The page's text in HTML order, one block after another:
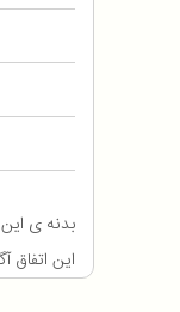
بدنه ی
این اتفاق